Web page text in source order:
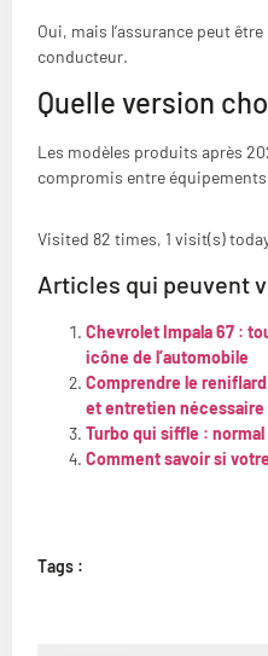
Oui, mais l’assurance peut
conducteur.
Quelle version
Les modèles produits après
compromis entre
Visited 82 times, 1 visit(s)
Articles qui peuvent
Chevrolet Impala 67 :
icône de l’automobile
Comprendre le
et entretien nécessaire
Turbo qui siffle :
Comment savoir si
Tags :